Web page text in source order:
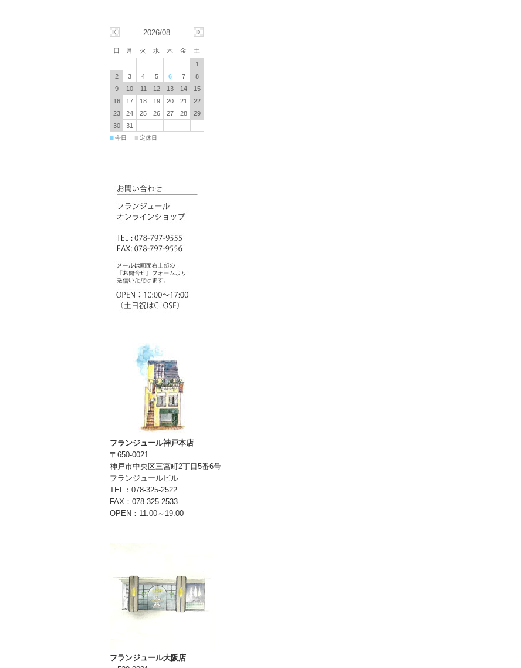
2026/08
日 月 火 水 木 金
土
1
2
3 4 5 6 7
8
9
10 11 12 13 14
15
16
17 18 19 20 21
22
23
24 25 26 27 28
29
30
31
■今日 ■ 定休日
フランジュール神戸本店
〒650-0021
神戸市中央区三宮町2丁目5番6号
フランジュールビル
TEL：078-325-2522
FAX：078-325-2533
OPEN：11:00～19:00
フランジュール大阪店